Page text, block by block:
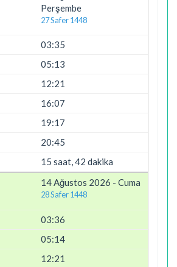
Perşembe
27 Safer 1448
03:35
05:13
12:21
16:07
19:17
20:45
15 saat, 42 dakika
14 Ağustos 2026 - Cuma
28 Safer 1448
03:36
05:14
12:21